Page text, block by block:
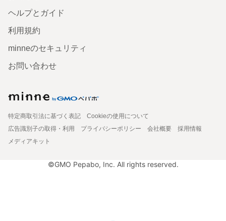
ヘルプとガイド
利用規約
minneのセキュリティ
お問い合わせ
特定商取引法に基づく表記
Cookieの使用について
広告識別子の取得・利用
プライバシーポリシー 会社概要
採用情報
メディアキット
©GMO Pepabo, Inc. All rights reserved.